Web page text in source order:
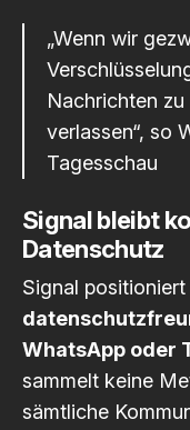
„Wenn wir
Nachrichten
verlassen“, so
Tagesschau
Signal bleibt
Datenschutz
Signal
WhatsApp oder
sammelt keine
sämtliche